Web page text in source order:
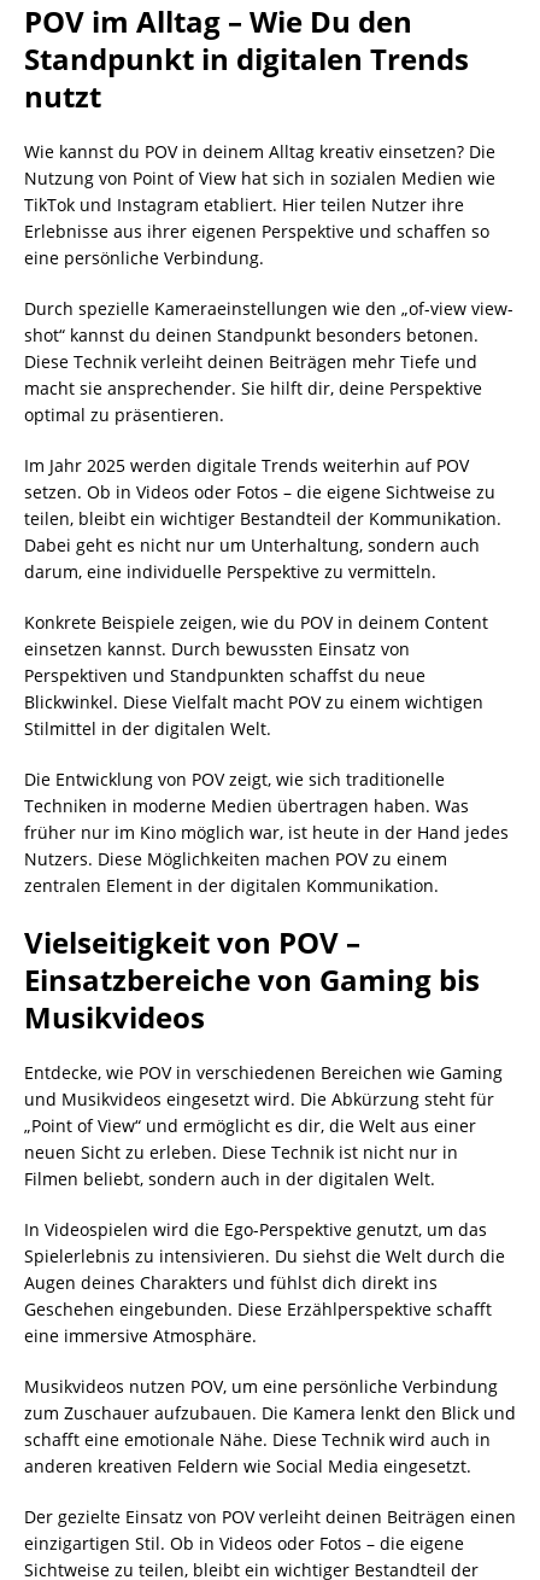
POV im Alltag – Wie Du den
Standpunkt in digitalen Trends
nutzt
Wie kannst du POV in deinem Alltag kreativ einsetzen? Die
Nutzung von Point of View hat sich in sozialen Medien wie
TikTok und Instagram etabliert. Hier teilen Nutzer ihre
Erlebnisse aus ihrer eigenen Perspektive und schaffen so
eine persönliche Verbindung.
Durch spezielle Kameraeinstellungen wie den „of-view view-
shot“ kannst du deinen Standpunkt besonders betonen.
Diese Technik verleiht deinen Beiträgen mehr Tiefe und
macht sie ansprechender. Sie hilft dir, deine Perspektive
optimal zu präsentieren.
Im Jahr 2025 werden digitale Trends weiterhin auf POV
setzen. Ob in Videos oder Fotos – die eigene Sichtweise zu
teilen, bleibt ein wichtiger Bestandteil der Kommunikation.
Dabei geht es nicht nur um Unterhaltung, sondern auch
darum, eine individuelle Perspektive zu vermitteln.
Konkrete Beispiele zeigen, wie du POV in deinem Content
einsetzen kannst. Durch bewussten Einsatz von
Perspektiven und Standpunkten schaffst du neue
Blickwinkel. Diese Vielfalt macht POV zu einem wichtigen
Stilmittel in der digitalen Welt.
Die Entwicklung von POV zeigt, wie sich traditionelle
Techniken in moderne Medien übertragen haben. Was
früher nur im Kino möglich war, ist heute in der Hand jedes
Nutzers. Diese Möglichkeiten machen POV zu einem
zentralen Element in der digitalen Kommunikation.
Vielseitigkeit von POV –
Einsatzbereiche von Gaming bis
Musikvideos
Entdecke, wie POV in verschiedenen Bereichen wie Gaming
und Musikvideos eingesetzt wird. Die Abkürzung steht für
„Point of View“ und ermöglicht es dir, die Welt aus einer
neuen Sicht zu erleben. Diese Technik ist nicht nur in
Filmen beliebt, sondern auch in der digitalen Welt.
In Videospielen wird die Ego-Perspektive genutzt, um das
Spielerlebnis zu intensivieren. Du siehst die Welt durch die
Augen deines Charakters und fühlst dich direkt ins
Geschehen eingebunden. Diese Erzählperspektive schafft
eine immersive Atmosphäre.
Musikvideos nutzen POV, um eine persönliche Verbindung
zum Zuschauer aufzubauen. Die Kamera lenkt den Blick und
schafft eine emotionale Nähe. Diese Technik wird auch in
anderen kreativen Feldern wie Social Media eingesetzt.
Der gezielte Einsatz von POV verleiht deinen Beiträgen einen
einzigartigen Stil. Ob in Videos oder Fotos – die eigene
Sichtweise zu teilen, bleibt ein wichtiger Bestandteil der